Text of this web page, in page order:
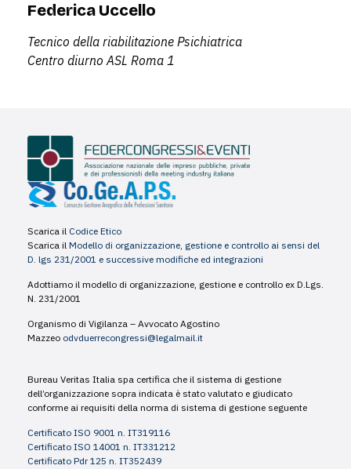
Federica Uccello
Tecnico della riabilitazione Psichiatrica
Centro diurno ASL Roma 1
Scarica il Codice Etico
Scarica il Modello di organizzazione, gestione e controllo ai sensi del
D. lgs 231/2001 e successive modifiche ed integrazioni
Adottiamo il modello di organizzazione, gestione e controllo ex D.Lgs.
N. 231/2001
Organismo di Vigilanza – Avvocato Agostino
Mazzeo odvduerrecongressi@legalmail.it
Bureau Veritas Italia spa certifica che il sistema di gestione
dell’organizzazione sopra indicata è stato valutato e giudicato
conforme ai requisiti della norma di sistema di gestione seguente
Certificato ISO 9001 n. IT319116
Certificato ISO 14001 n. IT331212
Certificato Pdr 125 n. IT352439